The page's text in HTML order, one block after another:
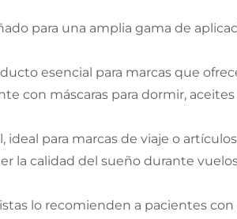
para una amplia gama de
esencial para marcas que
con máscaras para dormir, aceites
para marcas de viaje o
la calidad del sueño durante
lo recomienden a pacientes